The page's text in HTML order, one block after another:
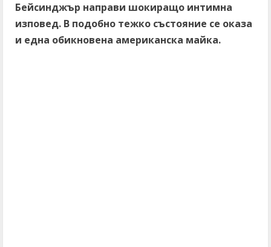
Бейсинджър направи шокиращо интимна
изповед. В подобно тежко състояние се оказа
и една обикновена американска майка.